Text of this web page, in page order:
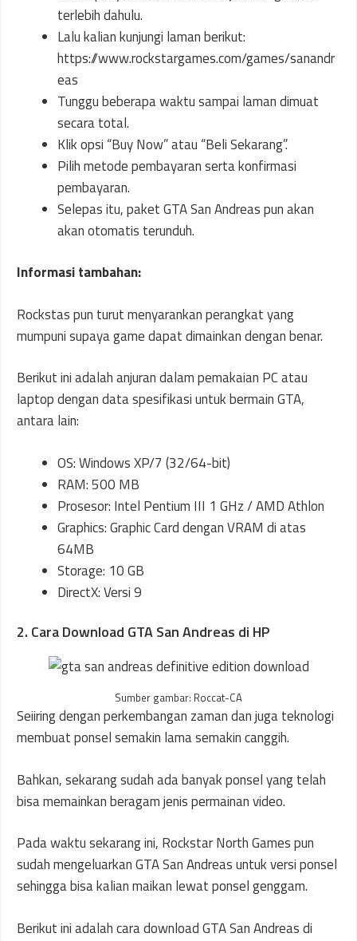
terlebih dahulu.
Lalu kalian kunjungi laman berikut:
https://www.rockstargames.com/games/sanandr
eas
Tunggu beberapa waktu sampai laman dimuat
secara total.
Klik opsi “Buy Now” atau “Beli Sekarang”.
Pilih metode pembayaran serta konfirmasi
pembayaran.
Selepas itu, paket GTA San Andreas pun akan
akan otomatis terunduh.
Informasi tambahan:
Rockstas pun turut menyarankan perangkat yang
mumpuni supaya game dapat dimainkan dengan benar.
Berikut ini adalah anjuran dalam pemakaian PC atau
laptop dengan data spesifikasi untuk bermain GTA,
antara lain:
OS: Windows XP/7 (32/64-bit)
RAM: 500 MB
Prosesor: Intel Pentium III 1 GHz / AMD Athlon
Graphics: Graphic Card dengan VRAM di atas
64MB
Storage: 10 GB
DirectX: Versi 9
2. Cara Download GTA San Andreas di HP
Sumber gambar: Roccat-CA
Seiiring dengan perkembangan zaman dan juga teknologi
membuat ponsel semakin lama semakin canggih.
Bahkan, sekarang sudah ada banyak ponsel yang telah
bisa memainkan beragam jenis permainan video.
Pada waktu sekarang ini, Rockstar North Games pun
sudah mengeluarkan GTA San Andreas untuk versi ponsel
sehingga bisa kalian maikan lewat ponsel genggam.
Berikut ini adalah cara download GTA San Andreas di